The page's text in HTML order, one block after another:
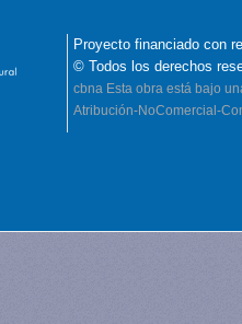
Proyecto financiado con
© Todos los derechos
cbna Esta obra está bajo
Atribución-NoComercial-